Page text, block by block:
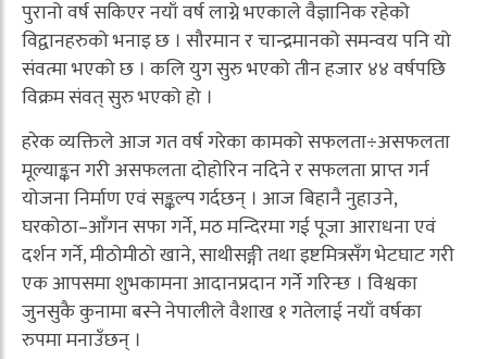
पुरानो वर्ष सकिएर नयाँ वर्ष लाग्ने भएकाले वैज्ञानिक रहेको
विद्वानहरुको भनाइ छ । सौरमान र चान्द्रमानको समन्वय पनि यो
संवत्मा भएको छ । कलि युग सुरु भएको तीन हजार ४४ वर्षपछि
विक्रम संवत् सुरु भएको हो ।
हरेक व्यक्तिले आज गत वर्ष गरेका कामको सफलता÷असफलता
मूल्याङ्कन गरी असफलता दोहोरिन नदिने र सफलता प्राप्त गर्न
योजना निर्माण एवं सङ्कल्प गर्दछन् । आज बिहानै नुहाउने,
घरकोठा–आँगन सफा गर्ने, मठ मन्दिरमा गई पूजा आराधना एवं
दर्शन गर्ने, मीठोमीठो खाने, साथीसङ्गी तथा इष्टमित्रसँग भेटघाट गरी
एक आपसमा शुभकामना आदानप्रदान गर्ने गरिन्छ । विश्वका
जुनसुकै कुनामा बस्ने नेपालीले वैशाख १ गतेलाई नयाँ वर्षका
रुपमा मनाउँछन् ।